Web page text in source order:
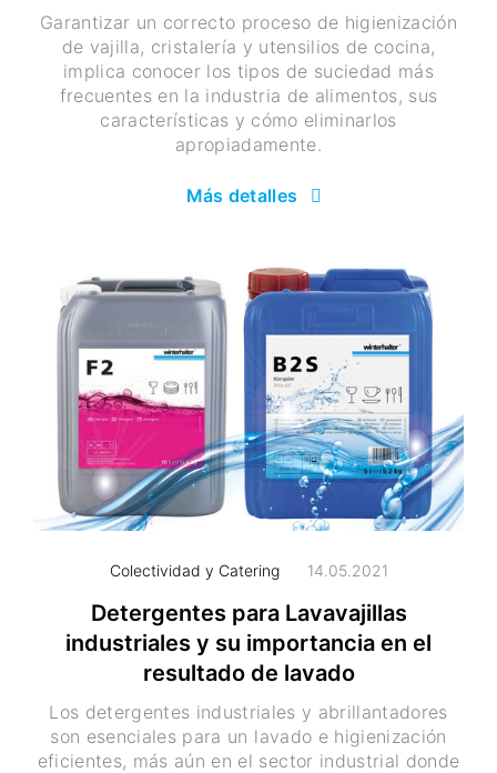
Garantizar un correcto proceso de higienización
de vajilla, cristalería y utensilios de cocina,
implica conocer los tipos de suciedad más
frecuentes en la industria de alimentos, sus
características y cómo eliminarlos
apropiadamente.
Más detalles
Colectividad y Catering 14.05.2021
Detergentes para Lavavajillas
industriales y su importancia en el
resultado de lavado
Los detergentes industriales y abrillantadores
son esenciales para un lavado e higienización
eficientes, más aún en el sector industrial donde